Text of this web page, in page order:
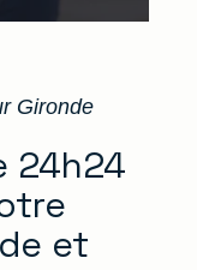
Gironde
24h24
et